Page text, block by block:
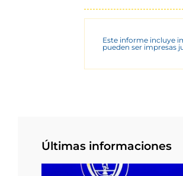
Este informe incluye
pueden ser impresas
Últimas informaciones